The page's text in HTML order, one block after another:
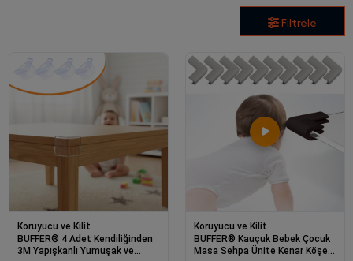
Filtrele
Koruyucu ve Kilit
BUFFER® 4 Adet Kendiliğinden
3M Yapışkanlı Yumuşak ve
Koruyucu ve Kilit
BUFFER® Kauçuk Bebek Çocuk
Masa Sehpa Ünite Kenar Köşe